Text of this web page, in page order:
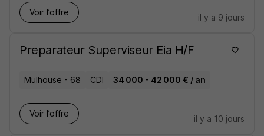
Voir l’offre
il y a 9 jours
Preparateur Superviseur Eia H/F
Mulhouse - 68 CDI 34 000 - 42 000 € / an
Voir l’offre
il y a 10 jours